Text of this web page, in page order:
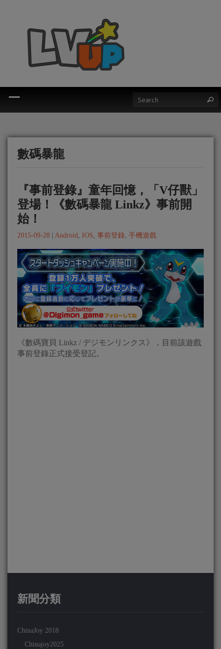
數碼暴龍
『事前登錄』童年回憶，「V仔獸」
登場！《數碼暴龍 Linkz》事前開
始！
2015-09-28 Android, IOS, 事前登錄, 手機遊戲
《數碼寶貝 Linkz / デジモンリンクス》，目前該遊戲
事前登錄正式接受登記。
新聞分類
ChinaJoy 2018
Chinajoy2025